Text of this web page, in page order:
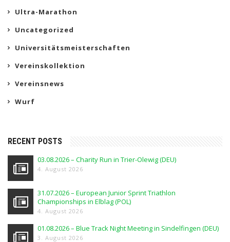
Ultra-Marathon
Uncategorized
Universitätsmeisterschaften
Vereinskollektion
Vereinsnews
Wurf
RECENT POSTS
03.08.2026 – Charity Run in Trier-Olewig (DEU)
4. August 2026
31.07.2026 – European Junior Sprint Triathlon
Championships in Elblag (POL)
4. August 2026
01.08.2026 – Blue Track Night Meeting in Sindelfingen (DEU)
3. August 2026